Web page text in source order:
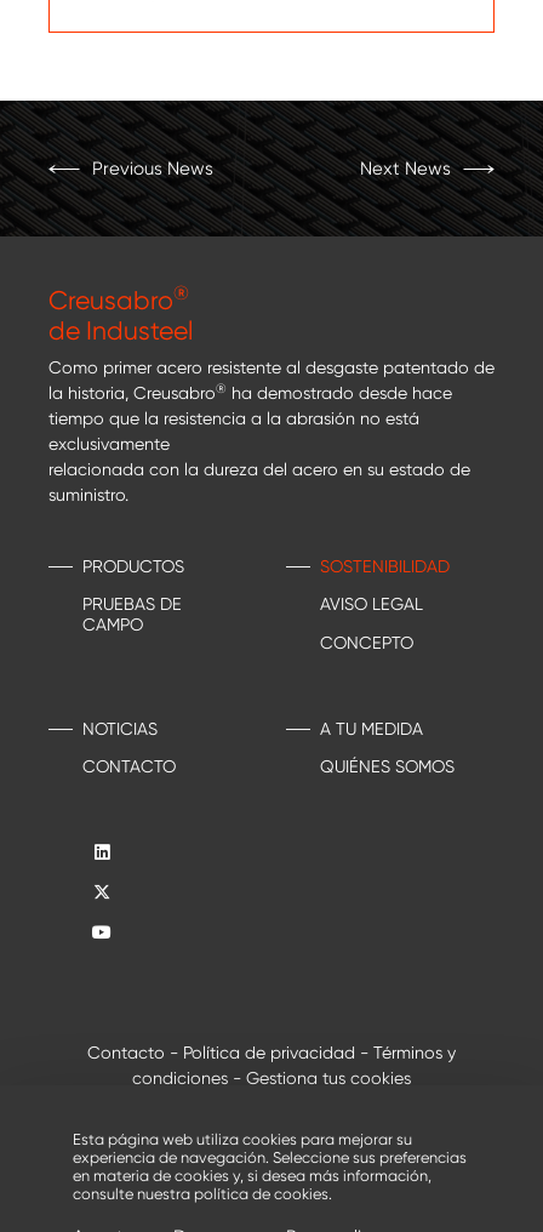
Previous News Next News
Creusabro®
de Industeel
Como primer acero resistente al desgaste patentado de
la historia, Creusabro® ha demostrado desde hace
tiempo que la resistencia a la abrasión no está
exclusivamente
relacionada con la dureza del acero en su estado de
suministro.
PRODUCTOS
PRUEBAS DE
CAMPO
SOSTENIBILIDAD
AVISO LEGAL
CONCEPTO
NOTICIAS
CONTACTO
A TU MEDIDA
QUIÉNES SOMOS
Contacto - Política de privacidad - Términos y
condiciones - Gestiona tus cookies
Industeel
Esta página web utiliza cookies para mejorar su
experiencia de navegación. Seleccione sus preferencias
en materia de cookies y, si desea más información,
consulte nuestra política de cookies.